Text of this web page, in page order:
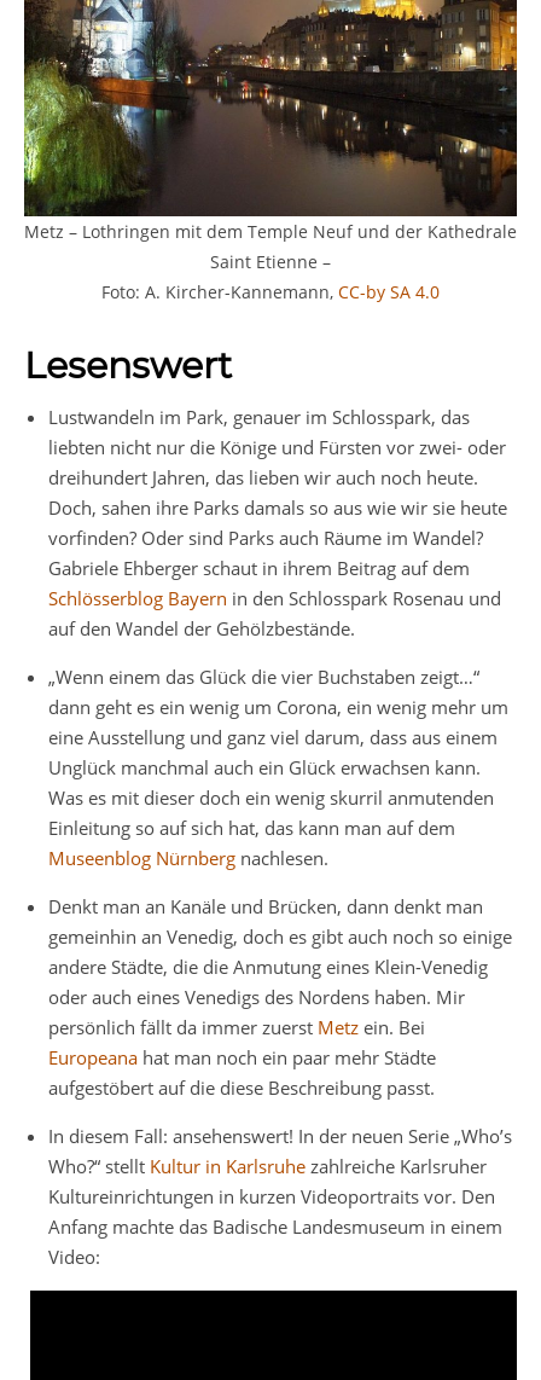
Metz – Lothringen mit dem Temple Neuf und der Kathedrale
Saint Etienne –
Foto: A. Kircher-Kannemann, CC-by SA 4.0
Lesenswert
Lustwandeln im Park, genauer im Schlosspark, das
liebten nicht nur die Könige und Fürsten vor zwei- oder
dreihundert Jahren, das lieben wir auch noch heute.
Doch, sahen ihre Parks damals so aus wie wir sie heute
vorfinden? Oder sind Parks auch Räume im Wandel?
Gabriele Ehberger schaut in ihrem Beitrag auf dem
Schlösserblog Bayern in den Schlosspark Rosenau und
auf den Wandel der Gehölzbestände.
„Wenn einem das Glück die vier Buchstaben zeigt…“
dann geht es ein wenig um Corona, ein wenig mehr um
eine Ausstellung und ganz viel darum, dass aus einem
Unglück manchmal auch ein Glück erwachsen kann.
Was es mit dieser doch ein wenig skurril anmutenden
Einleitung so auf sich hat, das kann man auf dem
Museenblog Nürnberg nachlesen.
Denkt man an Kanäle und Brücken, dann denkt man
gemeinhin an Venedig, doch es gibt auch noch so einige
andere Städte, die die Anmutung eines Klein-Venedig
oder auch eines Venedigs des Nordens haben. Mir
persönlich fällt da immer zuerst Metz ein. Bei
Europeana hat man noch ein paar mehr Städte
aufgestöbert auf die diese Beschreibung passt.
In diesem Fall: ansehenswert! In der neuen Serie „Who’s
Who?“ stellt Kultur in Karlsruhe zahlreiche Karlsruher
Kultureinrichtungen in kurzen Videoportraits vor. Den
Anfang machte das Badische Landesmuseum in einem
Video: